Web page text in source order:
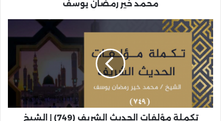
محمد خير رمضان يوسف
تكملة مؤلفات الحديث الشريف (749) | الشيخ